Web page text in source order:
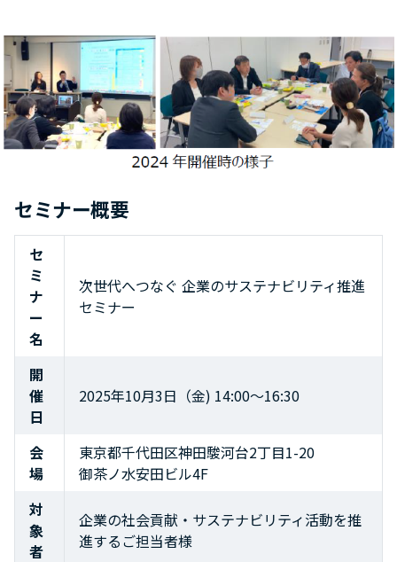
セミナー概要
セ
ミ
ナ
ー
名
次世代へつなぐ 企業のサステナビリティ推進
セミナー
開
催
日
2025年10月3日（金) 14:00～16:30
会
場
東京都千代田区神田駿河台2丁目1-20
御茶ノ水安田ビル4F
対
象
者
企業の社会貢献・サステナビリティ活動を推
進するご担当者様